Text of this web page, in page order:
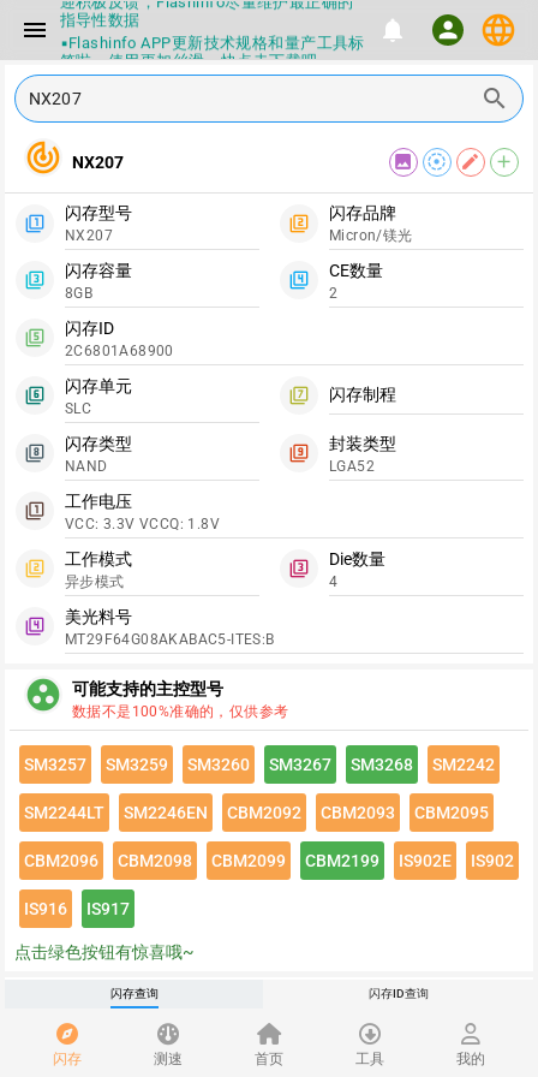
menu
指导性数据
▪Flashinfo APP更新技术规格和量产工具标
签啦，使用更加丝滑，快点击下载吧
下载服务会暂停一段时间才能恢复
▪Flashinfo提供的所有数据仅供参考，DIY
数据都不要100%相信，包括量产工具都不
正确的认知，不要随大流
▪如果发现数据有错误，或者存在误导，欢
迎积极反馈，Flashinfo尽量维护最正确的
指导性数据
▪Flashinfo APP更新技术规格和量产工具标
签啦，使用更加丝滑，快点击下载吧
notifications person language
闪存 测速 首页 工具 我的
search
track_changes NX207 image filter_tilt_shift edit add
filter_1
闪存型号
NX207
filter_2
闪存品牌
Micron/镁光
filter_3
闪存容量
8GB
filter_4
CE数量
2
filter_5
闪存ID
2C6801A68900
filter_6
闪存单元
SLC
filter_7 闪存制程
filter_8
闪存类型
NAND
filter_9
封装类型
LGA52
filter_1
工作电压
VCC: 3.3V VCCQ: 1.8V
filter_2
工作模式
异步模式
filter_3
Die数量
4
filter_4
美光料号
MT29F64G08AKABAC5-ITES:B
group_work 可能支持的主控型号
数据不是100%准确的，仅供参考
SM3257 SM3259 SM3260 SM3267 SM3268 SM2242
SM2244LT SM2246EN CBM2092 CBM2093 CBM2095
CBM2096 CBM2098 CBM2099 CBM2199 IS902E IS902
IS916 IS917
点击绿色按钮有惊喜哦~
请登录查看该闪存速度详情
闪存查询 闪存ID查询